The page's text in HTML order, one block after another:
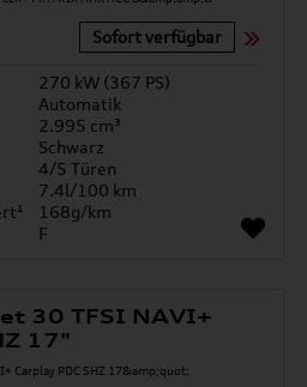
Sofort verfügbar
270 kW (367 PS)
Automatik
2.995 cm³
Schwarz
4/5 Türen
7.4l/100 km
168g/km
F
30 TFSI NAVI+
17"